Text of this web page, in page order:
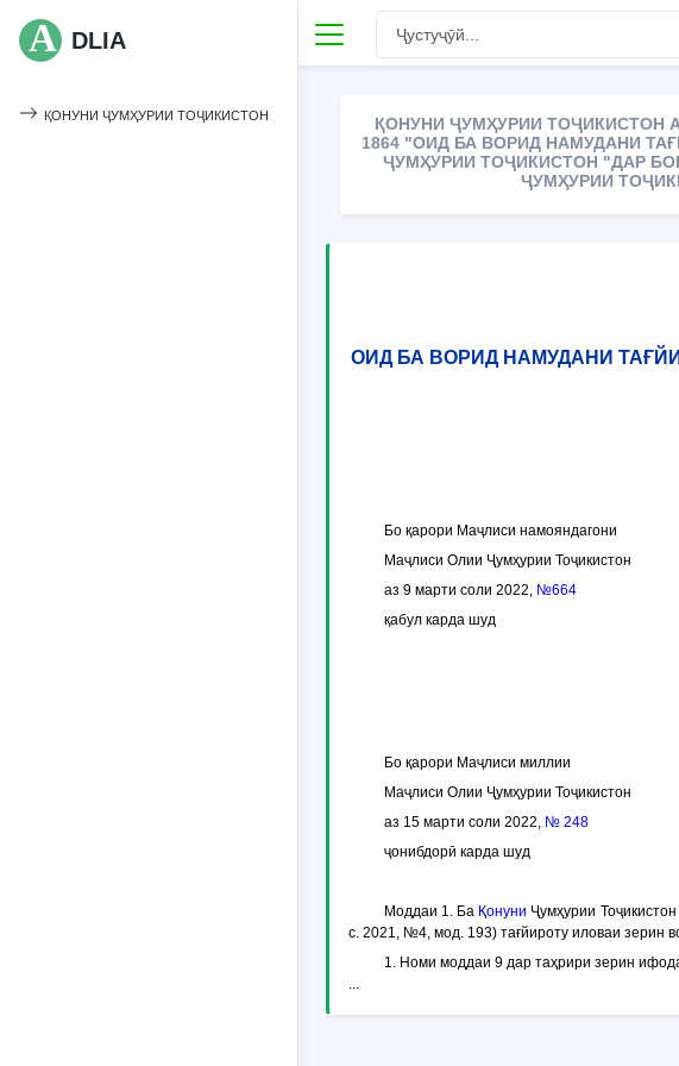
DLIA
ҚОНУНИ ҶУМҲУРИИ ТОҶИКИСТОН
ҚОНУНИ ҶУМҲУРИИ ТОҶИКИСТОН
1864 "ОИД БА ВОРИД НАМУДАНИ
ҶУМҲУРИИ ТОҶИКИСТОН "ДАР
ҶУМҲУРИИ
ОИД БА ВОРИД НАМУДАНИ
Бо қарори Маҷлиси намояндагони
Маҷлиси Олии Ҷумҳурии Тоҷикистон
аз 9 марти соли 2022, №664
қабул карда шуд
Бо қарори Маҷлиси миллии
Маҷлиси Олии Ҷумҳурии Тоҷикистон
аз 15 марти соли 2022, № 248
ҷонибдорӣ карда шуд
Моддаи 1. Ба Қонуни Ҷумҳурии
с. 2021, №4, мод. 193) тағйироту иловаи зерин
1. Номи моддаи 9 дар таҳрири зерин
...